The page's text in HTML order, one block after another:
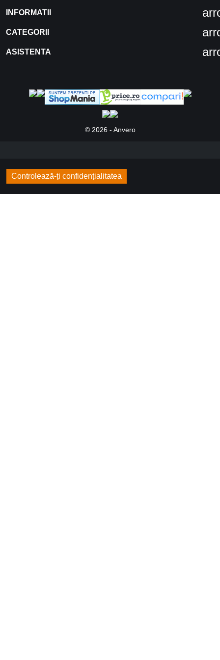
INFORMATII
CATEGORII
ASISTENTA
© 2026 - Anvero
Controlează-ți confidențialitatea